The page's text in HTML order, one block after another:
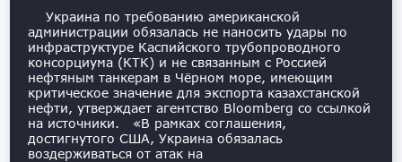
Украина по требованию американской
администрации обязалась не наносить удары по
инфраструктуре Каспийского трубопроводного
консорциума (КТК) и не связанным с Россией
нефтяным танкерам в Чёрном море, имеющим
критическое значение для экспорта казахстанской
нефти, утверждает агентство Bloomberg со ссылкой
на источники. «В рамках соглашения,
достигнутого США, Украина обязалась
воздерживаться от атак на